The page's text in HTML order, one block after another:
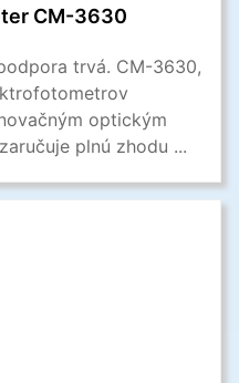
CM-3630
trvá. CM-3630,
optickým
plnú zhodu ...